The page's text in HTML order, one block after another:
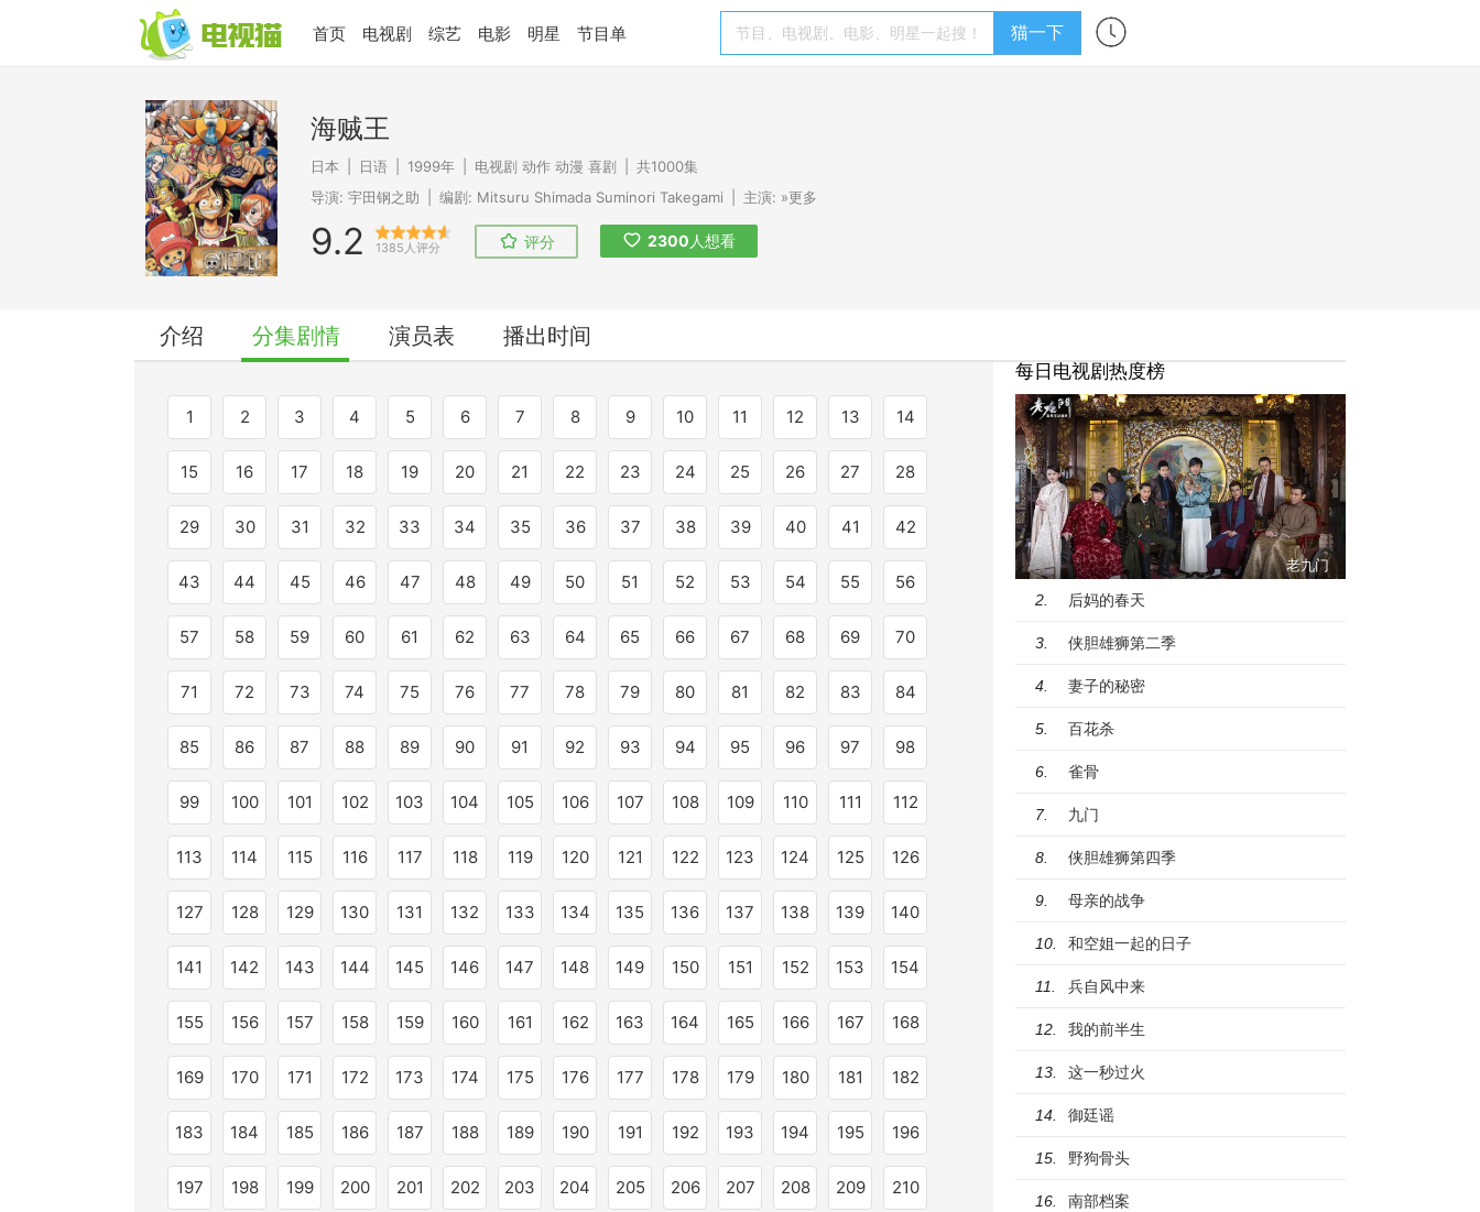
首页 电视剧 综艺 电影 明星 节目单 猫一下
海贼王
日本 日语 1999年 电视剧 动作 动漫 喜剧
共1000集
导演: 宇田钢之助 编剧: Mitsuru Shimada Suminori Takegami 主演: »更多
9.2 1385人评分 评分 2300 人想看
介绍 分集剧情 演员表 播出时间
1 2 3 4 5 6 7 8 9 10 11 12 13 14
15 16 17 18 19 20 21 22 23 24 25 26 27 28
29 30 31 32 33 34 35 36 37 38 39 40 41 42
43 44 45 46 47 48 49 50 51 52 53 54 55 56
57 58 59 60 61 62 63 64 65 66 67 68 69 70
71 72 73 74 75 76 77 78 79 80 81 82 83 84
85 86 87 88 89 90 91 92 93 94 95 96 97 98
99 100 101 102 103 104 105 106 107 108 109 110 111 112
113 114 115 116 117 118 119 120 121 122 123 124 125 126
127 128 129 130 131 132 133 134 135 136 137 138 139 140
141 142 143 144 145 146 147 148 149 150 151 152 153 154
155 156 157 158 159 160 161 162 163 164 165 166 167 168
169 170 171 172 173 174 175 176 177 178 179 180 181 182
183 184 185 186 187 188 189 190 191 192 193 194 195 196
197 198 199 200 201 202 203 204 205 206 207 208 209 210
每日电视剧热度榜
老九门
2.
后妈的春天
3. 侠胆雄狮第二季
4. 妻子的秘密
5. 百花杀
6. 雀骨
7. 九门
8. 侠胆雄狮第四季
9. 母亲的战争
10. 和空姐一起的日子
11. 兵自风中来
12. 我的前半生
13. 这一秒过火
14. 御廷谣
15. 野狗骨头
16. 南部档案